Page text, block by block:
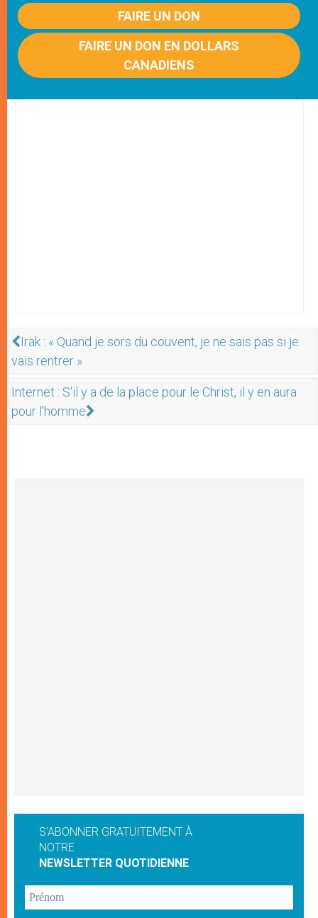
FAIRE UN DON
FAIRE UN DON EN DOLLARS
CANADIENS
Irak : « Quand je sors du couvent, je ne sais pas si je
vais rentrer »
Internet : S'il y a de la place pour le Christ, il y en aura
pour l'homme
S'ABONNER GRATUITEMENT À
NOTRE
NEWSLETTER QUOTIDIENNE